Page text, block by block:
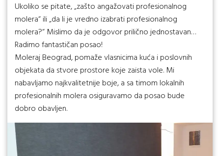
Ukoliko se pitate, „zašto angažovati profesionalnog
molera“ ili „da li je vredno izabrati profesionalnog
molera?“ Mislimo da je odgovor prilično jednostavan…
Radimo fantastičan posao!
Moleraj Beograd, pomaže vlasnicima kuća i poslovnih
objekata da stvore prostore koje zaista vole. Mi
nabavljamo najkvalitetnije boje, a sa timom lokalnih
profesionalnih molera osiguravamo da posao bude
dobro obavljen.